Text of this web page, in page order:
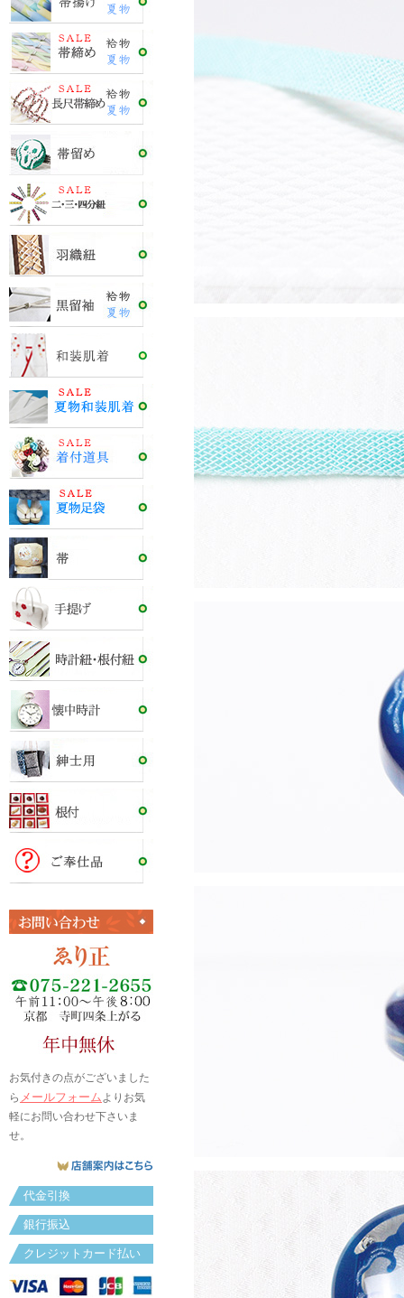
お気付きの点がございました
ら メールフォームよりお気
軽にお問い合わせ下さいま
せ。
代金引換
銀行振込
クレジットカード払い